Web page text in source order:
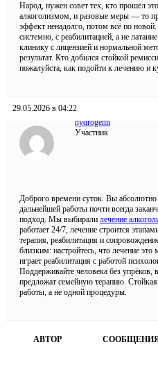
Народ, нужен совет тех, кто прошёл
алкоголизмом, и разовые меры — то
эффект ненадолго, потом всё по
системно, с реабилитацией, а не
клинику с лицензией и нормальной
результат. Кто добился стойкой
пожалуйста, как подойти к лечению и
29.05.2026 в 04:22
hydrogenn
Участник
Доброго времени суток. Вы
дальнейшей работы почти всегда
подход. Мы выбирали лечение
работает 24/7, лечение строится
терапия, реабилитация и
близким: настройтесь, что лечение
играет реабилитация с работой
Поддерживайте человека без упрёков,
предложат семейную терапию. Стойкая
работы, а не одной процедуры.
АВТОР